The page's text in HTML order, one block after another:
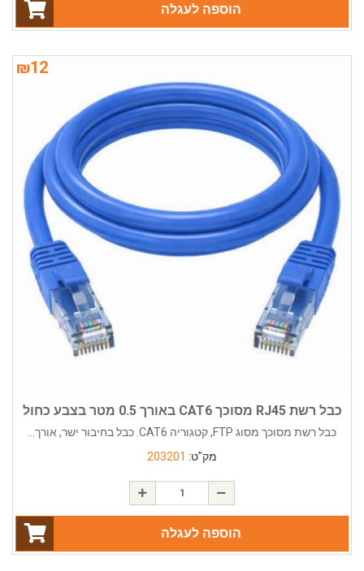
הוספה לעגלה
₪12
כבל רשת RJ45 מסוכך CAT6 באורך 0.5 מטר בצבע כחול
כבל רשת מסוכך מסוג FTP, קטגוריה CAT6. כבל בחיבור ישר, אורך...
מק"ט: 203201
הוספה לעגלה